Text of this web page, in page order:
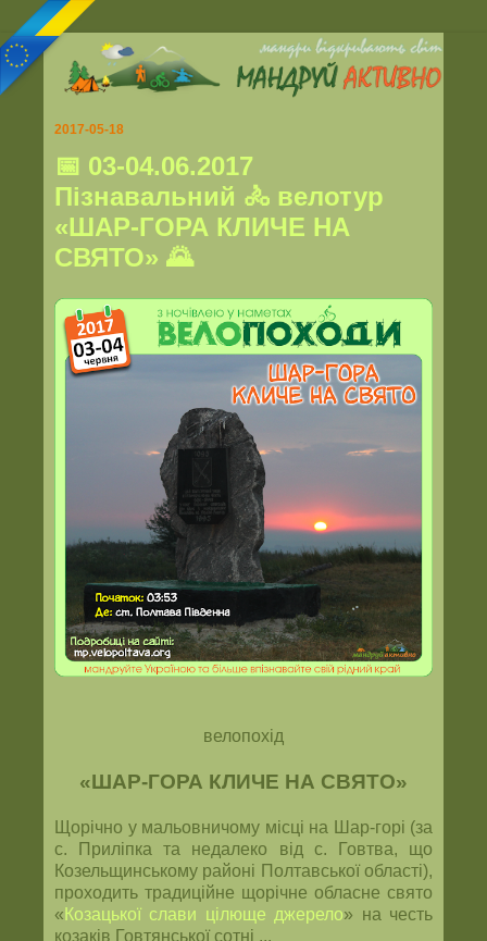
2017-05-18
📅 03-04.06.2017
Пізнавальний 🚴 велотур
«ШАР-ГОРА КЛИЧЕ НА
СВЯТО» 🌄
велопохід
«ШАР-ГОРА КЛИЧЕ НА СВЯТО»
Щорічно у мальовничому місці на Шар-горі (за
с. Приліпка та недалеко від с. Говтва, що
Козельщинському районі Полтавської області),
проходить традиційне щорічне обласне свято
« Козацької слави цілюще джерело» на честь
козаків Говтянської сотні ...